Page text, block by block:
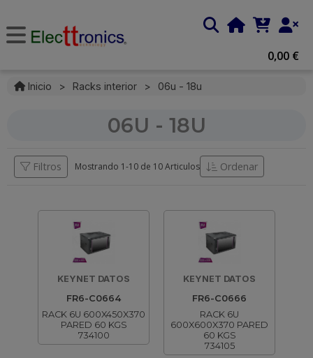
0,00 €
Inicio > Racks interior > 06u - 18u
06U - 18U
Filtros Mostrando 1-10 de 10 Articulos Ordenar
KEYNET DATOS
FR6-C0664
RACK 6U 600X450X370
PARED 60 KGS
734100
KEYNET DATOS
FR6-C0666
RACK 6U
600X600X370 PARED
60 KGS
734105